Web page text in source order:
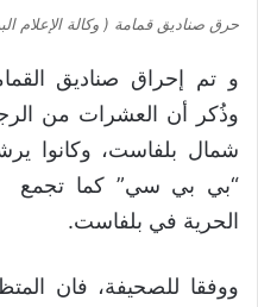
حرق صناديق قمامة ( وكالة الإعلام
و تم إحراق صناديق
وذُكر أن العشرات من
شمال بلفاست، وكانوا
“بي بي سي” كما
الحرية في بلفاست.
ووفقا للصحيفة، فان